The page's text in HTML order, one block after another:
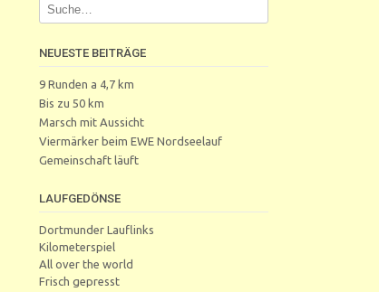
NEUESTE BEITRÄGE
9 Runden a 4,7 km
Bis zu 50 km
Marsch mit Aussicht
Viermärker beim EWE Nordseelauf
Gemeinschaft läuft
LAUFGEDÖNSE
Dortmunder Lauflinks
Kilometerspiel
All over the world
Frisch gepresst